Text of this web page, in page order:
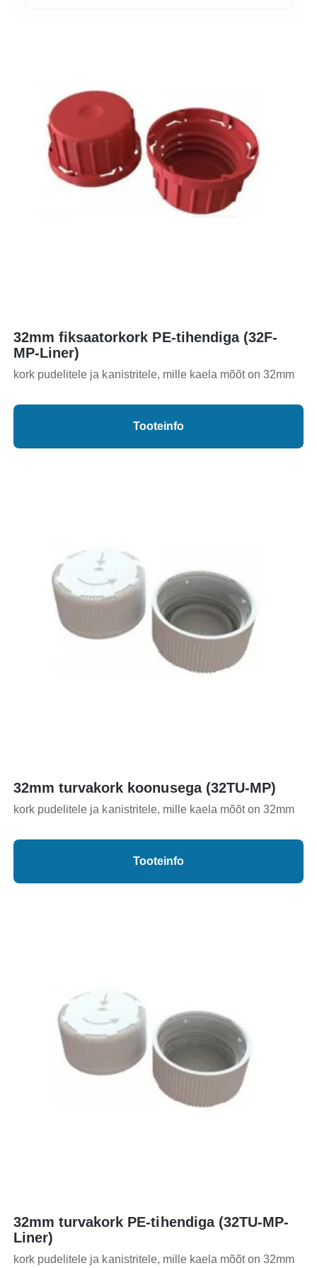
32mm fiksaatorkork PE-tihendiga (32F-
MP-Liner)
kork pudelitele ja kanistritele, mille kaela mõõt on 32mm
Tooteinfo
32mm turvakork koonusega (32TU-MP)
kork pudelitele ja kanistritele, mille kaela mõõt on 32mm
Tooteinfo
32mm turvakork PE-tihendiga (32TU-MP-
Liner)
kork pudelitele ja kanistritele, mille kaela mõõt on 32mm